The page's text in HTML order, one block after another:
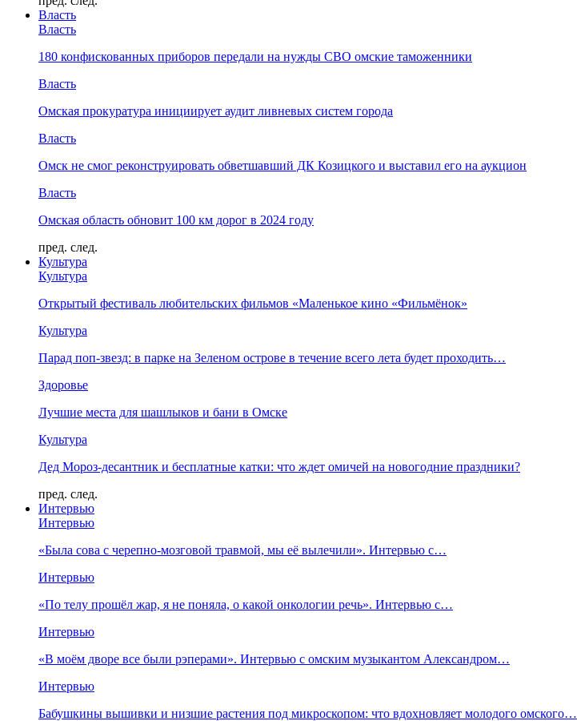
Власть
Власть
180 конфискованных приборов передали на нужды СВО омские таможенники
Власть
Омская прокуратура инициирует аудит ливневых систем города
Власть
Омск не смог реконструировать обветшавший ДК Козицкого и выставил его на аукцион
Власть
Омская область обновит 100 км дорог в 2024 году
пред. след.
Культура
Культура
Открытый фестиваль любительских фильмов «Маленькое кино «Фильмёнок»
Культура
Парад поп-звезд: в парке на Зеленом острове в течение всего лета будет проходить…
Здоровье
Лучшие места для шашлыков и бани в Омске
Культура
Дед Мороз-десантник и бесплатные катки: что ждет омичей на новогодние праздники?
пред. след.
Интервью
Интервью
«Была сова с черепно-мозговой травмой, мы её вылечили». Интервью с…
Интервью
«По телу прошёл жар, я не поняла, о какой онкологии речь». Интервью с…
Интервью
«В моём дворе все были рэперами». Интервью с омским музыкантом Александром…
Интервью
Бабушкины вышивки и низшие растения под микроскопом: что вдохновляет молодого омского…